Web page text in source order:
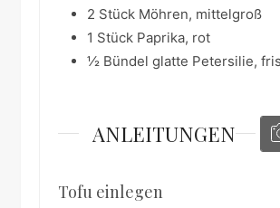
2 Stück Möhren, mittelgroß
1 Stück Paprika, rot
½ Bündel glatte Petersilie,
ANLEITUNGEN
Tofu einlegen